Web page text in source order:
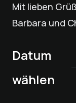
Mit lieben
Barbara und
Datum
wählen